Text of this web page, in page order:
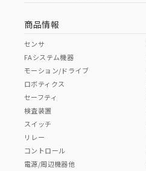
商品情報
センサ
FAシステム機器
モーション/ドライブ
ロボティクス
セーフティ
検査装置
スイッチ
リレー
コントロール
電源/周辺機器他